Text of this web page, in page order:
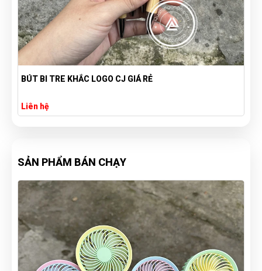
BÚT BI TRE KHẮC LOGO CJ GIÁ RẺ
Liên hệ
SẢN PHẨM BÁN CHẠY